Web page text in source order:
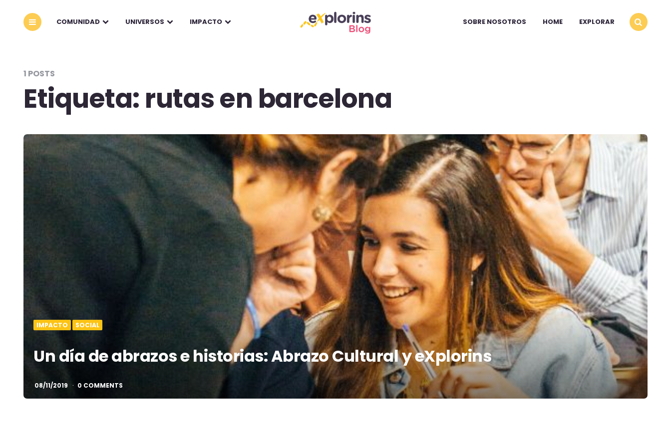
COMUNIDAD UNIVERSOS IMPACTO SOBRE NOSOTROS HOME EXPLORAR
1 POSTS
Etiqueta: rutas en barcelona
IMPACTO SOCIAL
Un día de abrazos e historias: Abrazo Cultural y eXplorins
08/11/2019 0 COMMENTS